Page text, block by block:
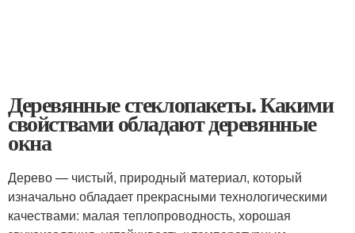
Деревянные стеклопакеты. Какими
свойствами обладают деревянные
окна
Дерево — чистый, природный материал, который
изначально обладает прекрасными технологическими
качествами: малая теплопроводность, хорошая